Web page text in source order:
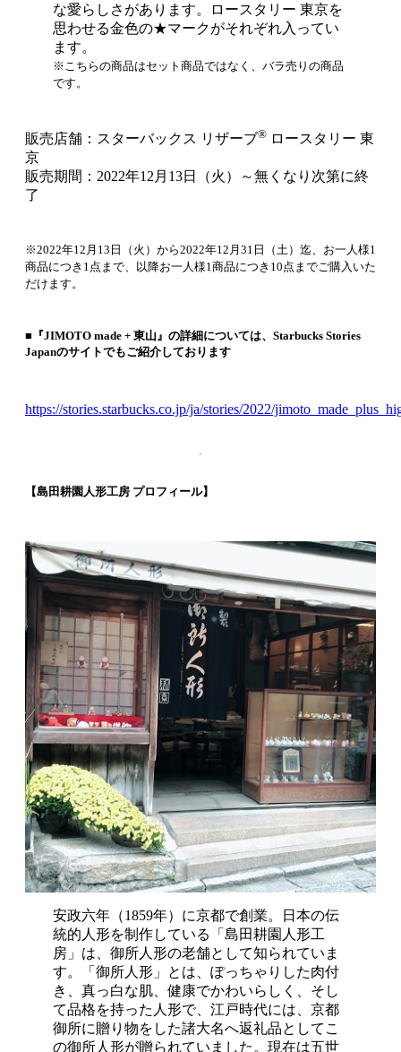
な愛らしさがあります。ロースタリー 東京を
思わせる金色の★マークがそれぞれ入ってい
ます。
※こちらの商品はセット商品ではなく、バラ売りの商品
です。
販売店舗：スターバックス リザーブ® ロースタリー 東
京
販売期間：2022年12月13日（火）～無くなり次第に終
了
※2022年12月13日（火）から2022年12月31日（土）迄、お一人様1
商品につき1点まで、以降お一人様1商品につき10点までご購入いた
だけます。
■『JIMOTO made + 東山』の詳細については、Starbucks Stories
Japanのサイトでもご紹介しております
https://stories.starbucks.co.jp/ja/stories/2022/
【島田耕園人形工房 プロフィール】
安政六年（1859年）に京都で創業。日本の伝
統的人形を制作している「島田耕園人形工
房」は、御所人形の老舗として知られていま
す。「御所人形」とは、ぽっちゃりした肉付
き、真っ白な肌、健康でかわいらしく、そし
て品格を持った人形で、江戸時代には、京都
御所に贈り物をした諸大名へ返礼品としてこ
の御所人形が贈られていました。現在は五世